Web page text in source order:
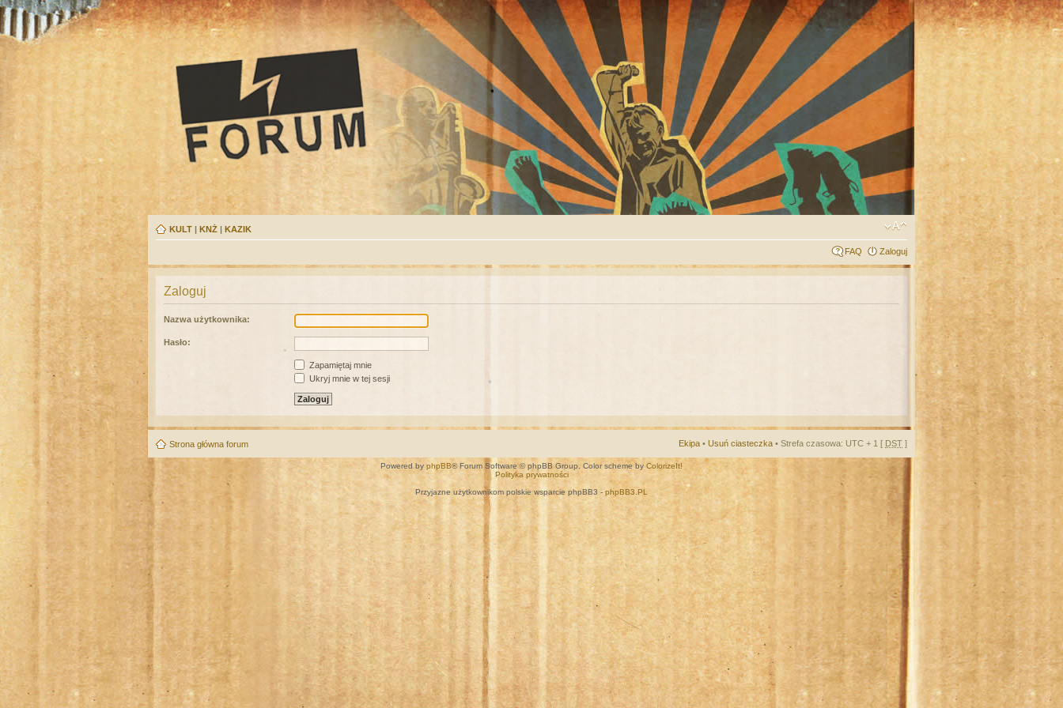
KULT | KNŻ | KAZIK
FAQ Zaloguj
Zaloguj
Nazwa użytkownika:
Hasło:
Zapamiętaj mnie
Ukryj mnie w tej sesji
Strona główna forum Ekipa • Usuń ciasteczka • Strefa czasowa: UTC + 1 [ DST ]
Powered by phpBB® Forum Software © phpBB Group. Color scheme by ColorizeIt!
Polityka prywatności
Przyjazne użytkownikom polskie wsparcie phpBB3 - phpBB3.PL